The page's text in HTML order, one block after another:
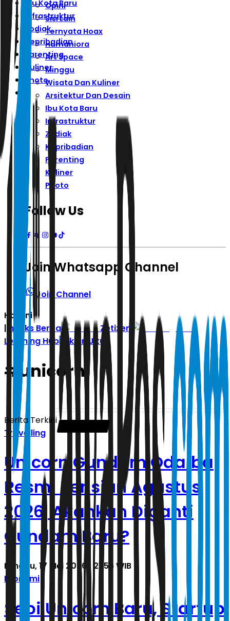
Ibu Kota Baru
Infrastruktur
Zodiak
Kepribadian
Parenting
Kuliner
Photo
Opini
Sisi Lain
Ternyata Hoax
Humaniora
Art Space
Minggu
Wisata Dan Kuliner
Arsitektur Dan Desain
Ibu Kota Baru
Infrastruktur
Zodiak
Kepribadian
Parenting
Kuliner
Photo
Follow Us
Join Whatsapp Channel
Join Channel
Hari ini
| Indeks Berita
Zetizen
Learning Hub
Iklan Jitu
# unicorn
Berita Terkini
Travelling
Unicorn Gundam Odaiba
Resmi Pensiun Agustus
2026, Akankah Diganti
Gundam Baru?
Minggu, 17 Mei 2026 | 21.56 WIB
Ekonomi
Sepi Unicorn Baru, Startup